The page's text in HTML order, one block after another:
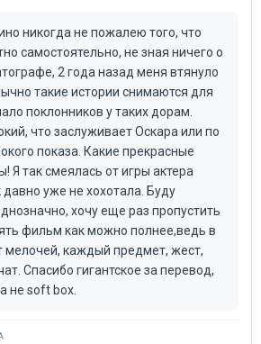
никогда не пожалею того, что
самостоятельно, не зная ничего о
2 года назад меня втянуло
такие истории снимаются для
поклонников у таких дорам.
что заслуживает Оскара или по
показа. Какие прекрасные
Я так смеялась от игры актера
давно уже не хохотала. Буду
хочу еще раз пропустить
фильм как можно полнее,ведь в
мелочей, каждый предмет, жест,
Спасибо гигантское за перевод,
не soft box.